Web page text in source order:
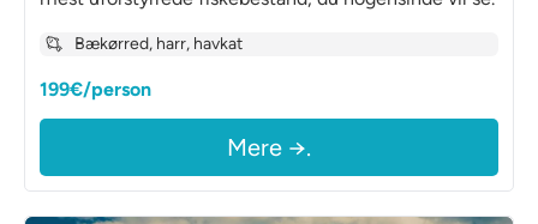
Bækørred, harr, havkat
199€/person
Mere →.